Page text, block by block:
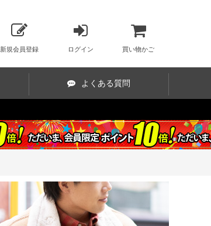
新規会員登録 ログイン 買い物かご
よくある質問